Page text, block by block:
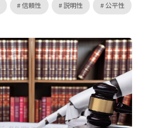
信頼性 説明性 公平性